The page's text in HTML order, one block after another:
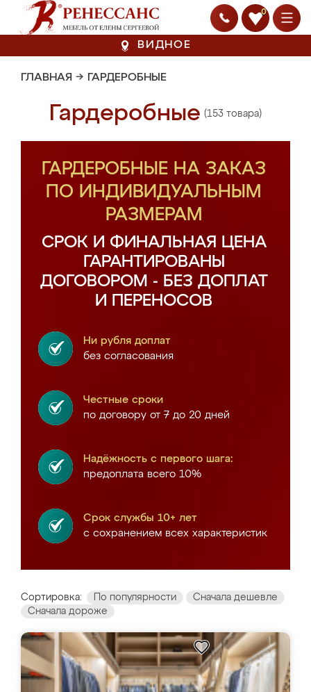
0
ВИДНОЕ
ГЛАВНАЯ → ГАРДЕРОБНЫЕ
Гардеробные (153 товара)
ГАРДЕРОБНЫЕ НА ЗАКАЗ
ПО ИНДИВИДУАЛЬНЫМ
РАЗМЕРАМ
СРОК И ФИНАЛЬНАЯ ЦЕНА
ГАРАНТИРОВАНЫ
ДОГОВОРОМ - БЕЗ ДОПЛАТ
И ПЕРЕНОСОВ
Ни рубля доплат
без согласования
Честные сроки
по договору от 7 до 20 дней
Надёжность с первого шага:
предоплата всего 10%
Срок службы 10+ лет
с сохранением всех характеристик
Сортировка: По популярности
Сначала дешевле
Сначала дороже